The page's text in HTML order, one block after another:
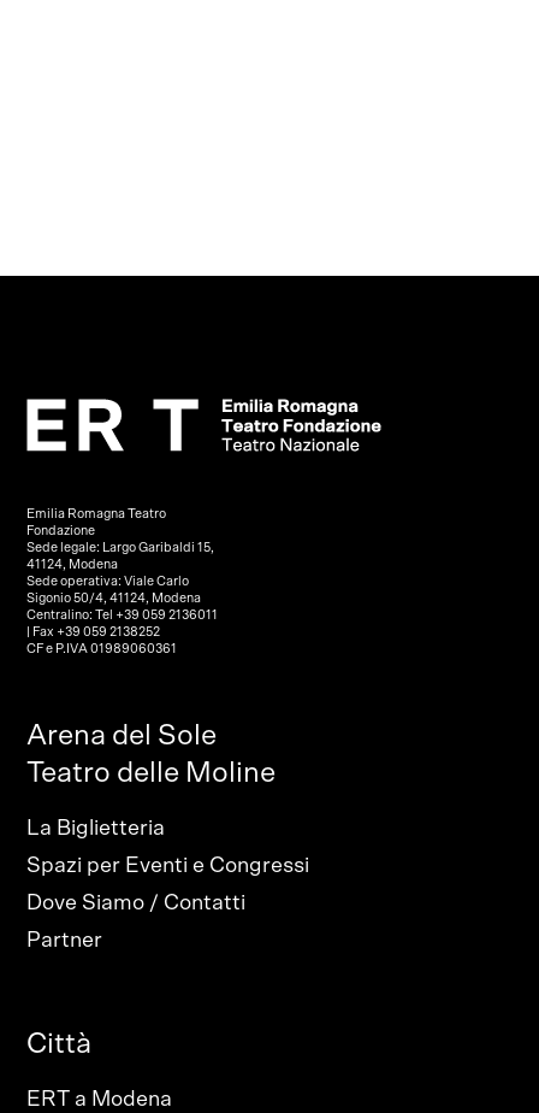
Emilia Romagna Teatro
Fondazione
Sede legale: Largo Garibaldi 15,
41124, Modena
Sede operativa: Viale Carlo
Sigonio 50/4, 41124, Modena
Centralino: Tel +39 059 2136011
| Fax +39 059 2138252
CF e P.IVA 01989060361
Arena del Sole
Teatro delle Moline
La Biglietteria
Spazi per Eventi e Congressi
Dove Siamo / Contatti
Partner
Città
ERT a Modena